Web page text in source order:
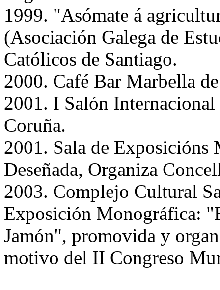
1999. "Asómate á
(Asociación Galega de
Católicos de Santiago.
2000. Café Bar Marbella
2001. I Salón
Coruña.
2001. Sala de Exposicións
Deseñada, Organiza
2003. Complejo Cultural
Exposición Monográfica:
Jamón", promovida y
motivo del II Congreso